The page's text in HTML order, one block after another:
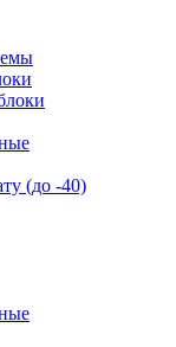
(до -40)